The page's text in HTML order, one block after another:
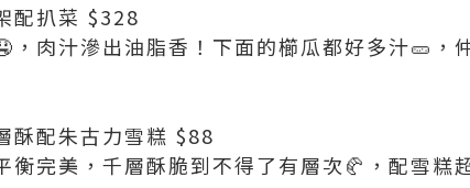
配扒菜 $328
，肉汁滲出油脂香！下面的櫛瓜都好多汁🥒，
酥配朱古力雪糕 $88
衡完美，千層酥脆到不得了有層次🥐，配雪糕